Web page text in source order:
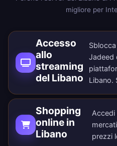
migliore per
Accesso
allo
streaming
del Libano
Jadeed
Libano.
Shopping
online in
Libano
Accedi
prezzi